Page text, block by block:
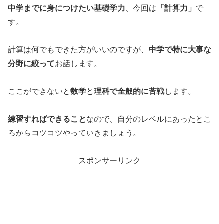
中学までに身につけたい基礎学力 、今回は 「計算力」 で
す。
計算は何でもできた方がいいのですが、 中学で特に大事な
分野に絞ってお話します。
ここができないと数学と理科で全般的に苦戦します。
練習すればできることなので、自分のレベルにあったとこ
ろからコツコツやっていきましょう。
スポンサーリンク